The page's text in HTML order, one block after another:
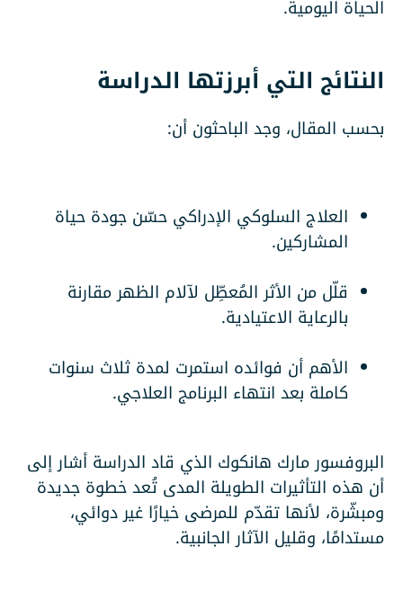
الحياة اليومية.
النتائج التي أبرزتها الدراسة
بحسب المقال، وجد الباحثون أن:
العلاج السلوكي الإدراكي حسّن جودة حياة
المشاركين.
قلّل من الأثر المُعطِّل لآلام الظهر مقارنة
بالرعاية الاعتيادية.
الأهم أن فوائده استمرت لمدة ثلاث سنوات
كاملة بعد انتهاء البرنامج العلاجي.
البروفسور مارك هانكوك الذي قاد الدراسة أشار إلى
أن هذه التأثيرات الطويلة المدى تُعد خطوة جديدة
ومبشّرة، لأنها تقدّم للمرضى خيارًا غير دوائي،
مستدامًا، وقليل الآثار الجانبية.